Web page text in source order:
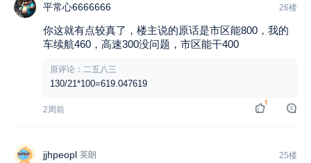
平常心6666666 26楼
你这就有点较真了，楼主说的原话是市区能800，我的
车续航460，高速300没问题，市区能干400
原评论：二五八三
130/21*100=619.047619
2周前
1
jjhpeopl 英朗 25楼